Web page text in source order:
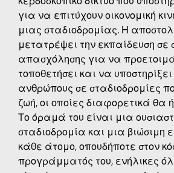
για να επιτύχουν οικονομική
μιας σταδιοδρομίας. Η
μετατρέψει την εκπαίδευση σε
απασχόλησης για να
τοποθετήσει και να υποστηρίξει
ανθρώπους σε σταδιοδρομίες
ζωή, οι οποίες διαφορετικά θα
Το όραμά του είναι μια
σταδιοδρομία και μια βιώσιμη
κάθε άτομο, οπουδήποτε στον
προγράμματός του, ενήλικες